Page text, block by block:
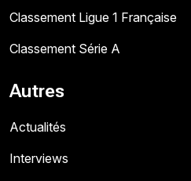
Classement Ligue 1 Française
Classement Série A
Autres
Actualités
Interviews